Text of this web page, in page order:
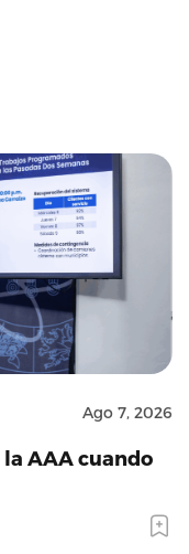
Ago 7, 2026
AAA cuando